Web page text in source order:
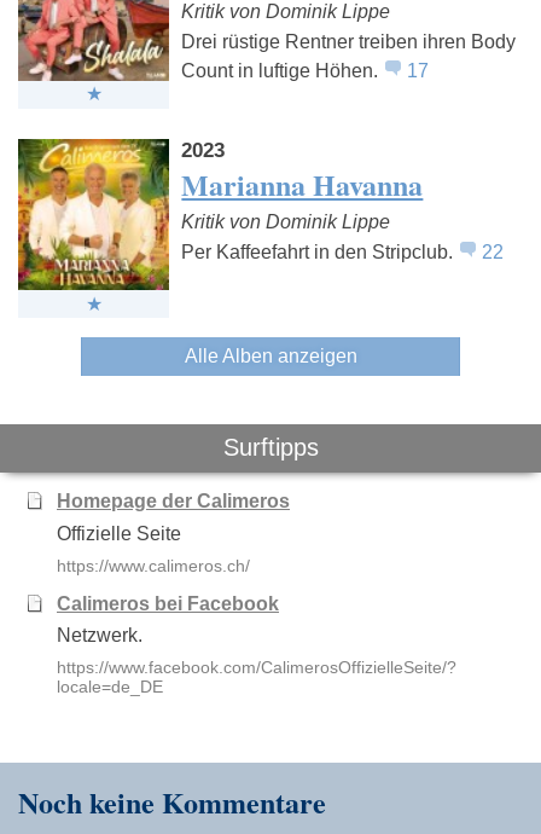
Kritik von Dominik Lippe
Drei rüstige Rentner treiben ihren Body
Count in luftige Höhen.
17
2023
Marianna Havanna
Kritik von Dominik Lippe
Per Kaffeefahrt in den Stripclub.
22
Alle Alben anzeigen
Surftipps
Homepage der Calimeros
Offizielle Seite
https://www.calimeros.ch/
Calimeros bei Facebook
Netzwerk.
https://www.facebook.com/CalimerosOffizielleSeite/?
locale=de_DE
Noch keine Kommentare